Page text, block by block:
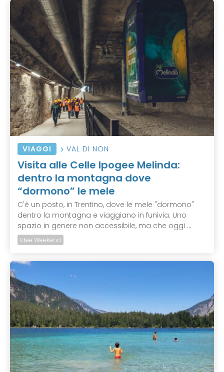
VIAGGI VAL DI NON
Visita alle Celle Ipogee Melinda:
dentro la montagna dove
“dormono” le mele
C'è un posto, in Trentino, dove le mele "dormono"
dentro la montagna e viaggiano in funivia. Uno
spazio in genere non accessibile, ma che oggi ...
Idee Weekend